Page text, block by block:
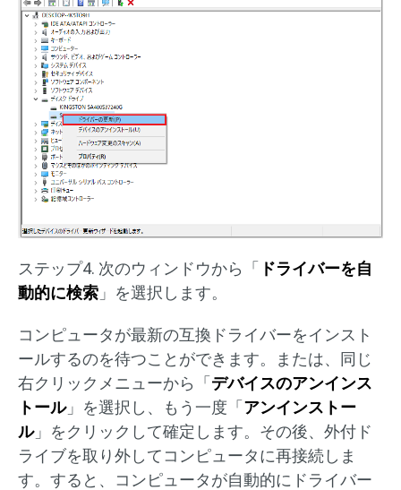
ステップ4. 次のウィンドウから「 ドライバーを自
動的に検索 」を選択します。
コンピュータが最新の互換ドライバーをインスト
ールするのを待つことができます。または、同じ
右クリックメニューから「デバイスのアンインス
トール」を選択し、もう一度「アンインストー
ル」をクリックして確定します。その後、外付ド
ライブを取り外してコンピュータに再接続しま
す。すると、コンピュータが自動的にドライバー